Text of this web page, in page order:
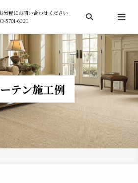
気軽にお問い合わせください
5701-6321
検索
テン施工例